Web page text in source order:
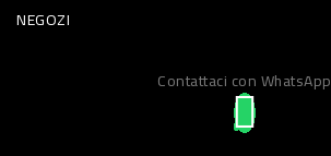
NEGOZI
Contattaci con WhatsApp